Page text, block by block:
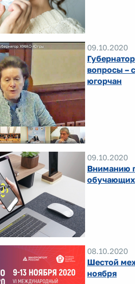
09.10.2020
вопросы –
югорчан
09.10.2020
Вниманию
08.10.2020
Шестой
ноября